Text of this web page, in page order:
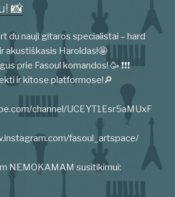
📸
du nauji gitaros specialistai – hard
akustiškasis Haroldas!🤩
prie Fasoul komandos! 🥳 ❗❗❗
ir kitose platformose!🔎
channel/UCEYT1Esr5aMUxF
fasoul_artspace/
NEMOKAMAM susitikimui: